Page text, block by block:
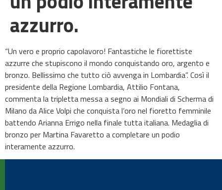
azzurro.
“Un vero e proprio capolavoro! Fantastiche le fiorettiste
azzurre che stupiscono il mondo conquistando oro, argento e
bronzo. Bellissimo che tutto ciò avvenga in Lombardia”. Così il
presidente della Regione Lombardia, Attilio Fontana,
commenta la tripletta messa a segno ai Mondiali di Scherma di
Milano da Alice Volpi che conquista l’oro nel fioretto femminile
battendo Arianna Errigo nella finale tutta italiana. Medaglia di
bronzo per Martina Favaretto a completare un podio
interamente azzurro.